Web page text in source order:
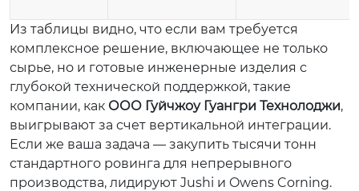
Из таблицы видно, что если вам требуется
комплексное решение, включающее не только
сырье, но и готовые инженерные изделия с
глубокой технической поддержкой, такие
компании, как ООО Гуйчжоу Гуангри Технолоджи,
выигрывают за счет вертикальной интеграции.
Если же ваша задача — закупить тысячи тонн
стандартного ровинга для непрерывного
производства, лидируют Jushi и Owens Corning.